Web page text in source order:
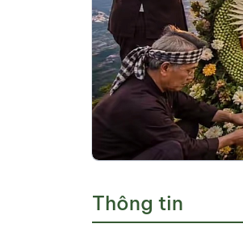
Thông tin